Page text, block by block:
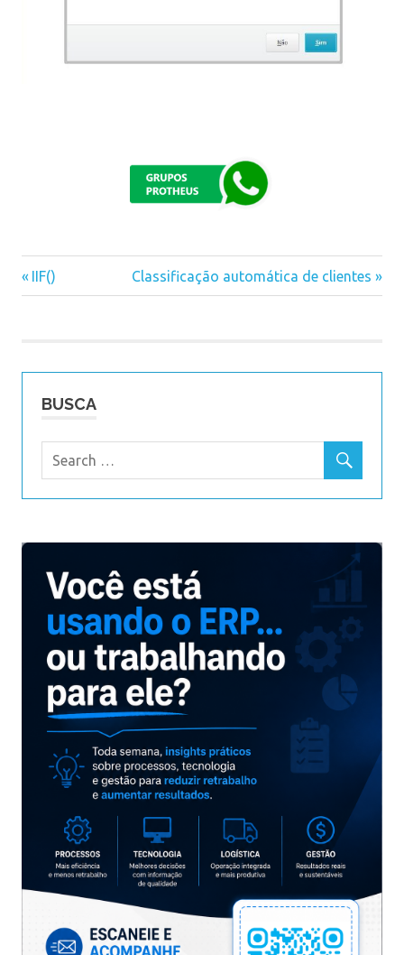
Navegação
Previous
Post:
IIF()
Next
Post:
Classificação automática de clientes
BUSCA